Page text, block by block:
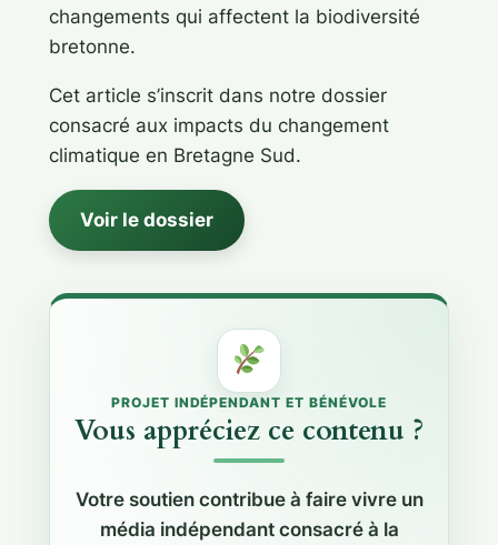
changements qui affectent la biodiversité
bretonne.
Cet article s’inscrit dans notre dossier
consacré aux impacts du changement
climatique en Bretagne Sud.
Voir le dossier
PROJET INDÉPENDANT ET BÉNÉVOLE
Vous appréciez ce contenu ?
Votre soutien contribue à faire vivre un
média indépendant consacré à la